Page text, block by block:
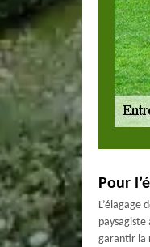
Pour
L’élagage
paysagiste
garantir la